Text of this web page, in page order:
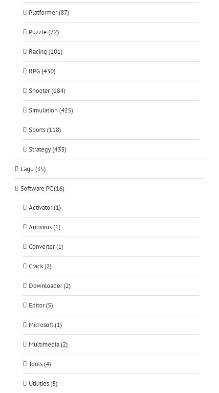
Platformer (87)
Puzzle (72)
Racing (101)
RPG (430)
Shooter (184)
Simulation (425)
Sports (118)
Strategy (433)
Lagu (35)
Software PC (16)
Activator (1)
Antivirus (1)
Converter (1)
Crack (2)
Downloader (2)
Editor (5)
Microsoft (1)
Multimedia (2)
Tools (4)
Utilities (5)